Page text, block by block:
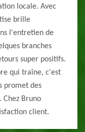
locale. Avec
brille
l'entretien de
branches
super positifs.
qui traîne, c'est
promet des
Bruno
client.